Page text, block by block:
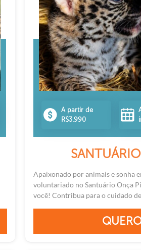
A partir de
R$3.990
Apaixonado por animais e sonha
voluntariado no Santuário Onça
você! Contribua para o cuidado de